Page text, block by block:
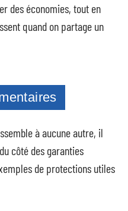
des économies, tout en
quand on partage un
à aucune autre, il
côté des garanties
de protections utiles